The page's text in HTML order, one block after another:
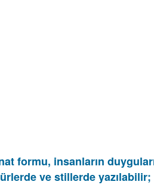
formu, insanların
ve stillerde yazılabilir;